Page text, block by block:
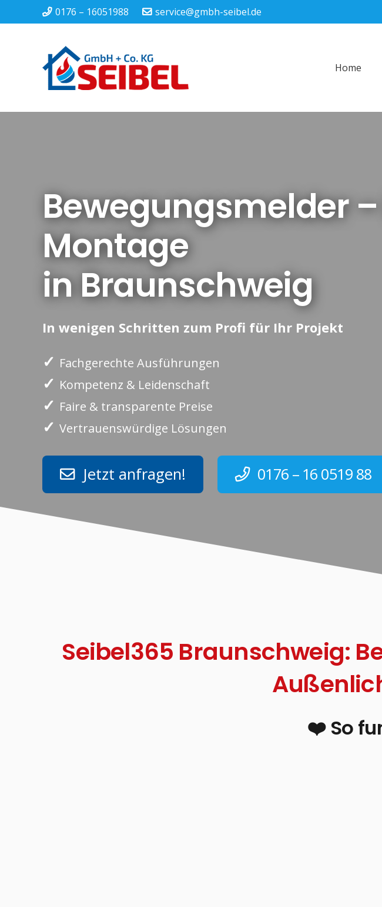
0176 – 16051988 service@gmbh-seibel.de
Home
Bewegungsmelder
Montage
in Braunschweig
In wenigen Schritten zum Profi für Ihr Projekt
✓ Fachgerechte Ausführungen
✓ Kompetenz & Leidenschaft
✓ Faire & transparente Preise
✓ Vertrauenswürdige Lösungen
Jetzt anfragen! 0176 – 16 0519 88
Seibel365 Braunschweig:
❤️ So